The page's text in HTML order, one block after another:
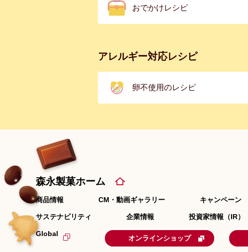
おでかけレシピ
アレルギー対応レシピ
卵不使用のレシピ
森永製菓ホーム
商品情報 CM・動画ギャラリー キャンペーン
サステナビリティ 企業情報 投資家情報（IR）
Global
オンラインショップ